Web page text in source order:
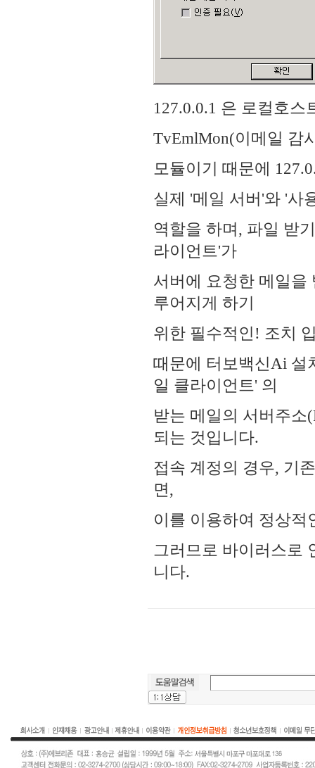
127.0.0.1 은 로컬호
TvEmlMon(이메일 감
모듈이기 때문에
실제 '메일 서버'와 '사
역할을 하며, 파일 받
라이언트'가
서버에 요청한 메일을
루어지게 하기
위한 필수적인! 조치
때문에 터보백신Ai 설
일 클라이언트' 의
받는 메일의 서버주소
되는 것입니다.
접속 계정의 경우, 기
면,
이를 이용하여 정상적
그러므로 바이러스로
니다.